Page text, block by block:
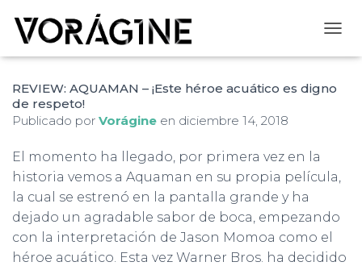
REVIEW: AQUAMAN – ¡Este héroe acuático es digno
de respeto!
Publicado por Vorágine en diciembre 14, 2018
El momento ha llegado, por primera vez en la
historia vemos a Aquaman en su propia película,
la cual se estrenó en la pantalla grande y ha
dejado un agradable sabor de boca, empezando
con la interpretación de Jason Momoa como el
héroe acuático. Esta vez Warner Bros. ha decidido